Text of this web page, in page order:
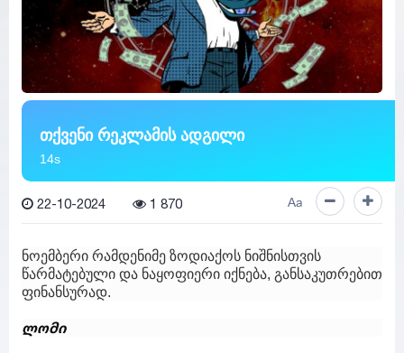
თქვენი რეკლამის ადგილი
13s
22-10-2024 1 870 Aa
ნოემბერი რამდენიმე ზოდიაქოს ნიშნისთვის
წარმატებული და ნაყოფიერი იქნება, განსაკუთრებით
ფინანსურად.
ლომი